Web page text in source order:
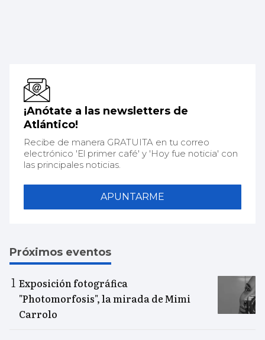
¡Anótate a las newsletters de
Atlántico!
Recibe de manera GRATUITA en tu correo
electrónico 'El primer café' y 'Hoy fue noticia' con
las principales noticias.
APUNTARME
Próximos eventos
Exposición fotográfica
"Photomorfosis", la mirada de Mimi
Carrolo